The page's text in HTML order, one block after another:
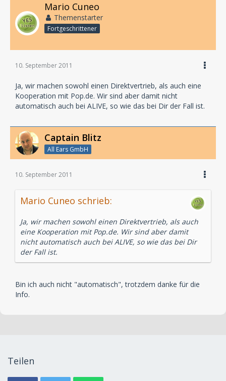
Mario Cuneo
Themenstarter
Fortgeschrittener
10. September 2011
Ja, wir machen sowohl einen Direktvertrieb, als auch eine
Kooperation mit Pop.de. Wir sind aber damit nicht
automatisch auch bei ALIVE, so wie das bei Dir der Fall ist.
Captain Blitz
All Ears GmbH
10. September 2011
Mario Cuneo schrieb:
Ja, wir machen sowohl einen Direktvertrieb, als auch
eine Kooperation mit Pop.de. Wir sind aber damit
nicht automatisch auch bei ALIVE, so wie das bei Dir
der Fall ist.
Bin ich auch nicht "automatisch", trotzdem danke für die
Info.
Teilen